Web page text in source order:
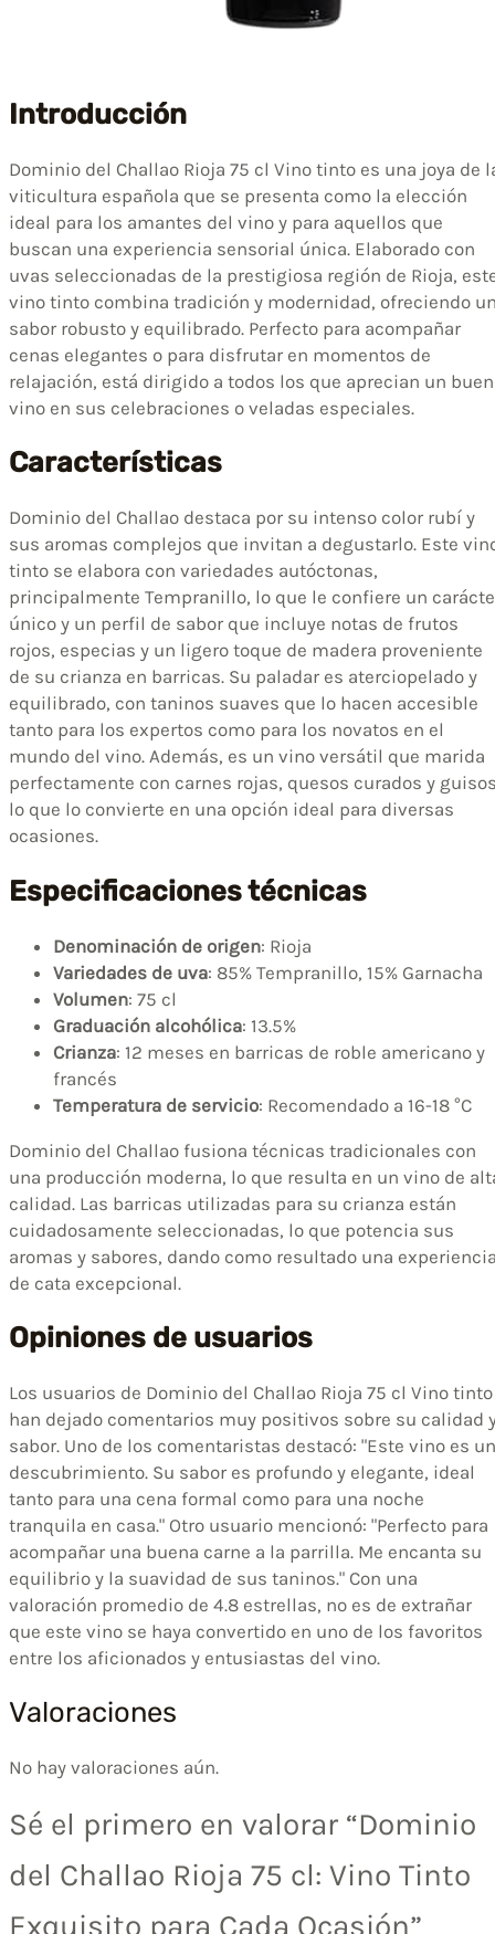
Introducción
Dominio del Challao Rioja 75 cl Vino tinto es una joya de
viticultura española que se presenta como la elección
ideal para los amantes del vino y para aquellos que
buscan una experiencia sensorial única. Elaborado con
uvas seleccionadas de la prestigiosa región de Rioja,
vino tinto combina tradición y modernidad, ofreciendo
sabor robusto y equilibrado. Perfecto para acompañar
cenas elegantes o para disfrutar en momentos de
relajación, está dirigido a todos los que aprecian un buen
vino en sus celebraciones o veladas especiales.
Características
Dominio del Challao destaca por su intenso color rubí y
sus aromas complejos que invitan a degustarlo. Este
tinto se elabora con variedades autóctonas,
principalmente Tempranillo, lo que le confiere un
único y un perfil de sabor que incluye notas de frutos
rojos, especias y un ligero toque de madera proveniente
de su crianza en barricas. Su paladar es aterciopelado y
equilibrado, con taninos suaves que lo hacen accesible
tanto para los expertos como para los novatos en el
mundo del vino. Además, es un vino versátil que marida
perfectamente con carnes rojas, quesos curados y
lo que lo convierte en una opción ideal para diversas
ocasiones.
Especificaciones técnicas
Denominación de origen: Rioja
Variedades de uva: 85% Tempranillo, 15% Garnacha
Volumen: 75 cl
Graduación alcohólica: 13.5%
Crianza: 12 meses en barricas de roble americano y
francés
Temperatura de servicio: Recomendado a 16-18 °C
Dominio del Challao fusiona técnicas tradicionales con
una producción moderna, lo que resulta en un vino de
calidad. Las barricas utilizadas para su crianza están
cuidadosamente seleccionadas, lo que potencia sus
aromas y sabores, dando como resultado una
de cata excepcional.
Opiniones de usuarios
Los usuarios de Dominio del Challao Rioja 75 cl Vino tinto
han dejado comentarios muy positivos sobre su calidad
sabor. Uno de los comentaristas destacó: "Este vino es un
descubrimiento. Su sabor es profundo y elegante, ideal
tanto para una cena formal como para una noche
tranquila en casa." Otro usuario mencionó: "Perfecto para
acompañar una buena carne a la parrilla. Me encanta su
equilibrio y la suavidad de sus taninos." Con una
valoración promedio de 4.8 estrellas, no es de extrañar
que este vino se haya convertido en uno de los favoritos
entre los aficionados y entusiastas del vino.
Valoraciones
No hay valoraciones aún.
Sé el primero en valorar “Dominio
del Challao Rioja 75 cl: Vino Tinto
Exquisito para Cada Ocasión”